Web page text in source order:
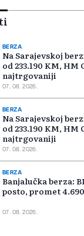
BERZA
Na Sarajevskoj
od 233.190 KM, HM
najtrgovaniji
07. 08. 2026.
BERZA
Na Sarajevskoj
od 233.190 KM, HM
najtrgovaniji
07. 08. 2026.
BERZA
Banjalučka berza:
posto, promet
07. 08. 2026.